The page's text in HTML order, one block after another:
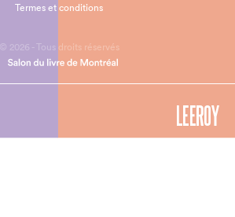
© 2026 - Tous droits réservés
Termes et conditions